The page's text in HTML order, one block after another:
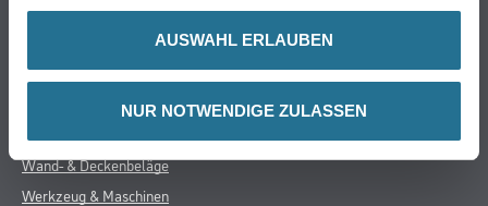
AUSWAHL ERLAUBEN
NUR NOTWENDIGE ZULASSEN
Farbe
Trockenbau
Putze- und Spachtelmassen
Wand- & Deckenbeläge
Werkzeug & Maschinen